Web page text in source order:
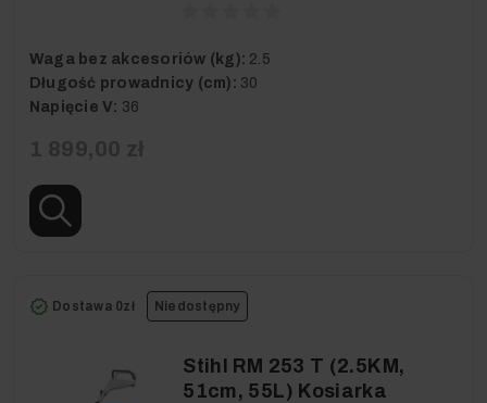
Waga bez akcesoriów (kg): 2.5
Długość prowadnicy (cm): 30
Napięcie V: 36
Niedostępny
Dostawa 0zł
Stihl RM 253 T (2.5KM,
51cm, 55L) Kosiarka